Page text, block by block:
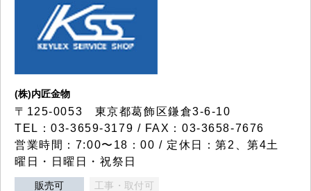
(株)内匠金物
〒125-0053 東京都葛飾区鎌倉3-6-10
TEL：03-3659-3179 / FAX：03-3658-7676
営業時間：7:00〜18：00 / 定休日：第2、第4土
曜日・日曜日・祝祭日
販売可 工事・取付可